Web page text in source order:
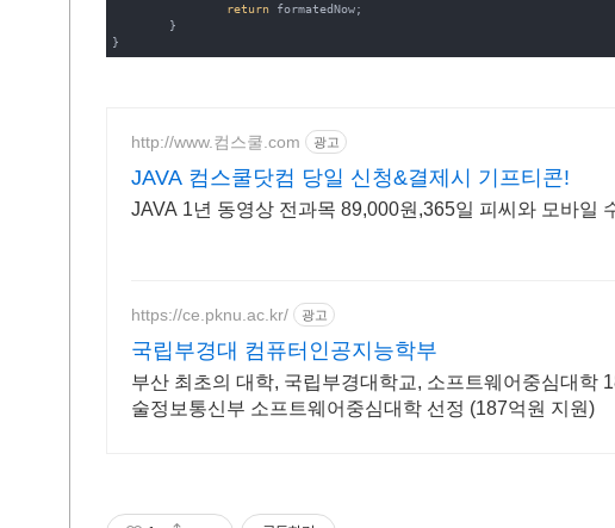
return formatedNow;
}
http://www.컴스쿨.com 광고
JAVA 컴스쿨닷컴 당일 신청&결제시 기프티콘!
JAVA 1년 동영상 전과목 89,000원,365일 피씨와 모바일
https://ce.pknu.ac.kr/ 광고
국립부경대 컴퓨터인공지능학부
부산 최초의 대학, 국립부경대학교, 소프트웨어중심대학
술정보통신부 소프트웨어중심대학 선정 (187억원 지원)